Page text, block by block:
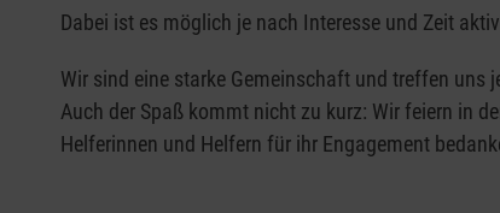
Dabei ist es möglich je nach Interesse und Zeit
Wir sind eine starke Gemeinschaft und treffen uns
Auch der Spaß kommt nicht zu kurz: Wir feiern in
Helferinnen und Helfern für ihr Engagement